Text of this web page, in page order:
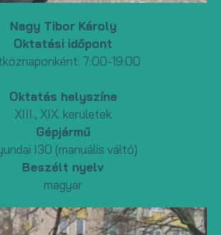
Nagy Tibor Károly
Oktatási időpont
7:00-19:00
Oktatás helyszíne
XIII., XIX. kerületek
Gépjármű
I30 (manuális váltó)
Beszélt nyelv
magyar